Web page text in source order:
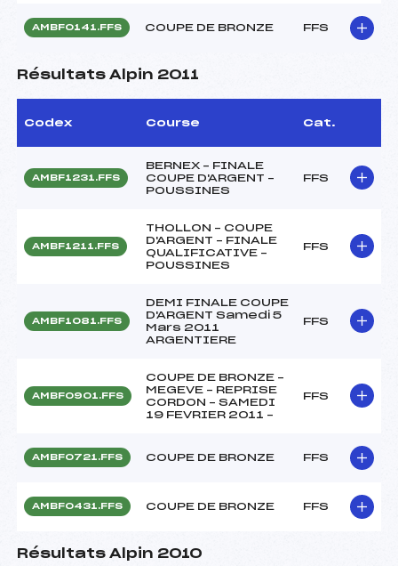
AMBF0141.FFS COUPE DE BRONZE FFS
Résultats Alpin 2011
Codex Course Cat.
AMBF1231.FFS
BERNEX – FINALE
COUPE D'ARGENT –
POUSSINES
FFS
AMBF1211.FFS
THOLLON – COUPE
D'ARGENT – FINALE
QUALIFICATIVE –
POUSSINES
FFS
AMBF1081.FFS
DEMI FINALE COUPE
D'ARGENT Samedi 5
Mars 2011
ARGENTIERE
FFS
AMBF0901.FFS
COUPE DE BRONZE –
MEGEVE – REPRISE
CORDON – SAMEDI
19 FEVRIER 2011 –
FFS
AMBF0721.FFS COUPE DE BRONZE FFS
AMBF0431.FFS COUPE DE BRONZE FFS
Résultats Alpin 2010